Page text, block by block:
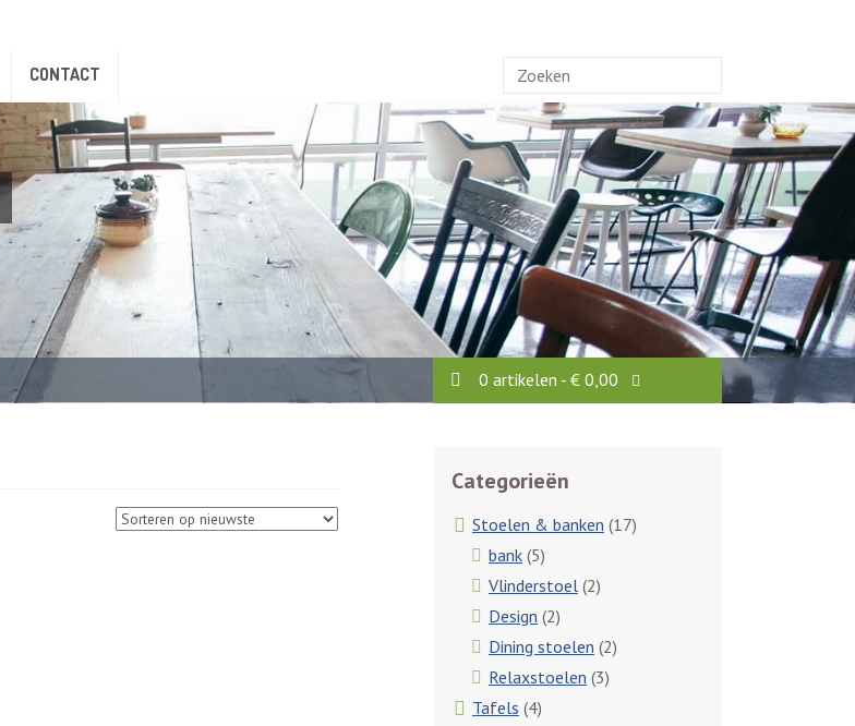
CONTACT
Zoek
0 artikelen - € 0,00
Categorieën
Stoelen & banken (17)
bank (5)
Vlinderstoel (2)
Design (2)
Dining stoelen (2)
Relaxstoelen (3)
Tafels (4)